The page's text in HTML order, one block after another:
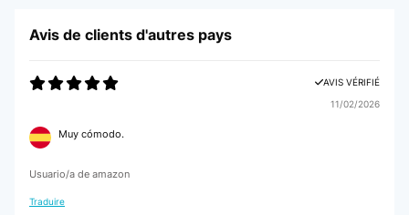
Avis de clients d'autres pays
AVIS VÉRIFIÉ
11/02/2026
Muy cómodo.
Usuario/a de amazon
Traduire